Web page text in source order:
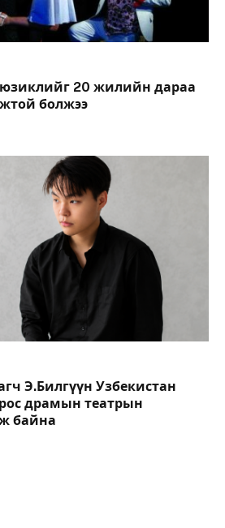
20 жилийн дараа
болжээ
Э.Билгүүн Узбекистан
драмын театрын
байна